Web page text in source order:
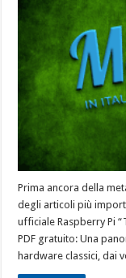
Prima ancora della
degli articoli più
ufficiale Raspberry Pi
PDF gratuito: Una
hardware classici, dai